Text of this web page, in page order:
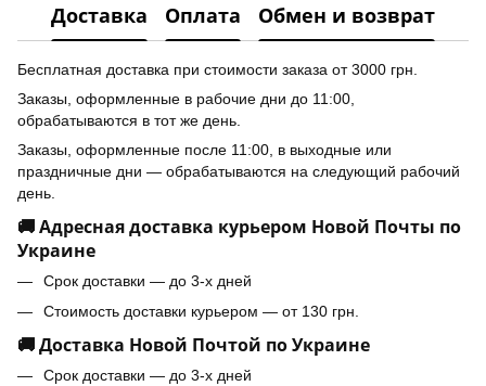
Доставка Оплата Обмен и возврат
Бесплатная доставка при стоимости заказа от 3000 грн.
Заказы, оформленные в рабочие дни до 11:00,
обрабатываются в тот же день.
Заказы, оформленные после 11:00, в выходные или
праздничные дни — обрабатываются на следующий рабочий
день.
🚚 Адресная доставка курьером Новой Почты по
Украине
Срок доставки — до 3-х дней
Стоимость доставки курьером — от 130 грн.
🚚 Доставка Новой Почтой по Украине
Срок доставки — до 3-х дней